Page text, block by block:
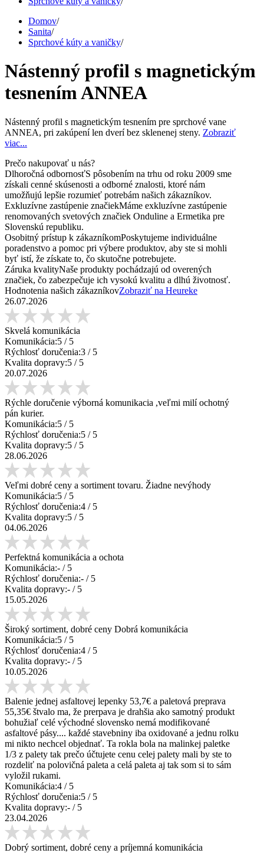
Domov/
Sanita/
Sprchové kúty a vaničky/
Nástenný profil s magnetickým
tesnením ANNEA
Nástenný profil s magnetickým tesnením pre sprchové vane
ANNEA, pri zakúpení len dverí bez sklenenej steny. Zobraziť
viac...
Prečo nakupovať u nás?
Dlhoročná odbornosťS pôsobením na trhu od roku 2009 sme
získali cenné skúsenosti a odborné znalosti, ktoré nám
umožňujú lepšie rozumieť potrebám našich zákazníkov.
Exkluzívne zastúpenie značiekMáme exkluzívne zastúpenie
renomovaných svetových značiek Onduline a Ermetika pre
Slovenskú republiku.
Osobitný prístup k zákazníkomPoskytujeme individuálne
poradenstvo a pomoc pri výbere produktov, aby ste si mohli
byť istí, že získate to, čo skutočne potrebujete.
Záruka kvalityNaše produkty pochádzajú od overených
značiek, čo zabezpečuje ich vysokú kvalitu a dlhú životnosť.
Hodnotenia našich zákazníkovZobraziť na Heureke
26.07.2026
Skvelá komunikácia
Komunikácia:5 / 5
Rýchlosť doručenia:3 / 5
Kvalita dopravy:5 / 5
20.07.2026
Rýchle doručenie výborná komunikacia ,veľmi milí ochotný
pán kurier.
Komunikácia:5 / 5
Rýchlosť doručenia:5 / 5
Kvalita dopravy:5 / 5
28.06.2026
Veľmi dobré ceny a sortiment tovaru. Žiadne nevýhody
Komunikácia:5 / 5
Rýchlosť doručenia:4 / 5
Kvalita dopravy:5 / 5
04.06.2026
Perfektná komunikácia a ochota
Komunikácia:- / 5
Rýchlosť doručenia:- / 5
Kvalita dopravy:- / 5
15.05.2026
Široký sortiment, dobré ceny Dobrá komunikácia
Komunikácia:5 / 5
Rýchlosť doručenia:4 / 5
Kvalita dopravy:- / 5
10.05.2026
Balenie jednej asfaltovej lepenky 53,7€ a paletová preprava
55,35€ štvalo ma, že prerpava je drahšia ako samotný produkt
bohužiaľ celé východné slovensko nemá modifikované
asfaltové pásy.... každé stavebniny iba oxidované a jednu rolku
mi nikto nechcel objednať. Ta rokla bola na malinkej paletke
1/3 z palety tak prečo účtujete cenu celej palety mali by ste to
rozdeliť na polovičná paleta a celá paleta aj tak som si to sám
vyložil rukami.
Komunikácia:4 / 5
Rýchlosť doručenia:5 / 5
Kvalita dopravy:- / 5
23.04.2026
Dobrý sortiment, dobré ceny a príjemná komunikácia